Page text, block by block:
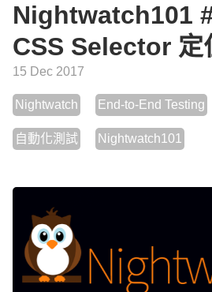
Nightwatch101
CSS Selector 定
15 Dec 2017
Nightwatch End-to-End Testing
自動化測試 Nightwatch101